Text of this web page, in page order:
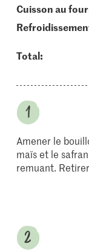
cuisson au
Total:
Amener le
maïs et le
remuant.